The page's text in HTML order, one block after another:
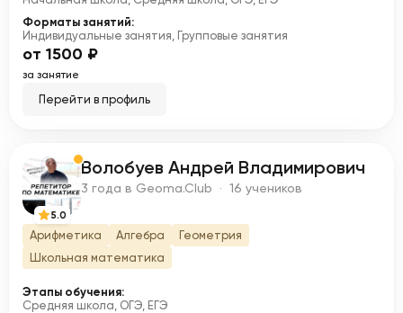
Форматы занятий:
Индивидуальные занятия, Групповые занятия
от 1500 ₽
за занятие
Перейти в профиль
В
5.0
Волобуев Андрей Владимирович
3 года в Geoma.Club · 16 учеников
Арифметика Алгебра
Геометрия
Школьная математика
Этапы обучения:
Средняя школа, ОГЭ, ЕГЭ